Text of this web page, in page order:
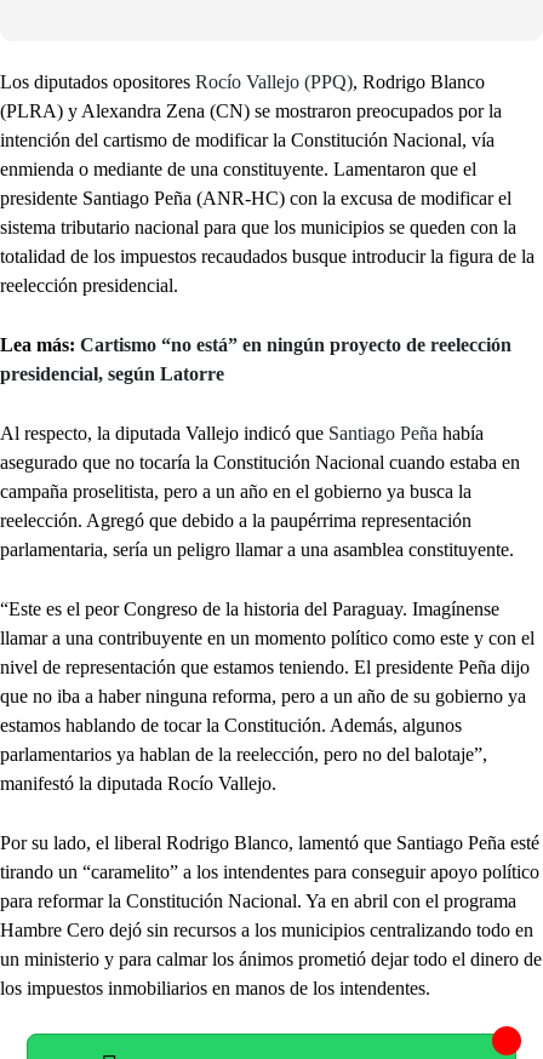
Los diputados opositores Rocío Vallejo (PPQ), Rodrigo Blanco
(PLRA) y Alexandra Zena (CN) se mostraron preocupados por la
intención del cartismo de modificar la Constitución Nacional, vía
enmienda o mediante de una constituyente. Lamentaron que el
presidente Santiago Peña (ANR-HC) con la excusa de modificar el
sistema tributario nacional para que los municipios se queden con la
totalidad de los impuestos recaudados busque introducir la figura de la
reelección presidencial.
Lea más: Cartismo “no está” en ningún proyecto de reelección
presidencial, según Latorre
Al respecto, la diputada Vallejo indicó que Santiago Peña había
asegurado que no tocaría la Constitución Nacional cuando estaba en
campaña proselitista, pero a un año en el gobierno ya busca la
reelección. Agregó que debido a la paupérrima representación
parlamentaria, sería un peligro llamar a una asamblea constituyente.
“Este es el peor Congreso de la historia del Paraguay. Imagínense
llamar a una contribuyente en un momento político como este y con el
nivel de representación que estamos teniendo. El presidente Peña dijo
que no iba a haber ninguna reforma, pero a un año de su gobierno ya
estamos hablando de tocar la Constitución. Además, algunos
parlamentarios ya hablan de la reelección, pero no del balotaje”,
manifestó la diputada Rocío Vallejo.
Por su lado, el liberal Rodrigo Blanco, lamentó que Santiago Peña esté
tirando un “caramelito” a los intendentes para conseguir apoyo político
para reformar la Constitución Nacional. Ya en abril con el programa
Hambre Cero dejó sin recursos a los municipios centralizando todo en
un ministerio y para calmar los ánimos prometió dejar todo el dinero de
los impuestos inmobiliarios en manos de los intendentes.